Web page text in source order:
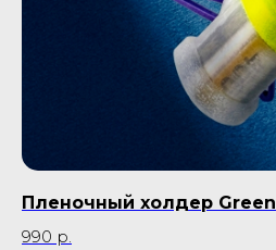
Пленочный холдер Green
990 р.